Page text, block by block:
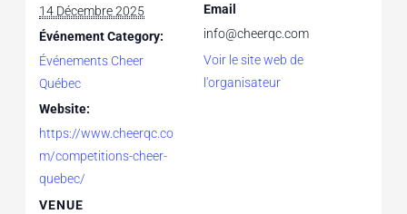
14 Décembre 2025
Événement Category:
Événements Cheer
Québec
Website:
https://www.cheerqc.co
m/competitions-cheer-
quebec/
VENUE
Email
info@cheerqc.com
Voir le site web de
l'organisateur